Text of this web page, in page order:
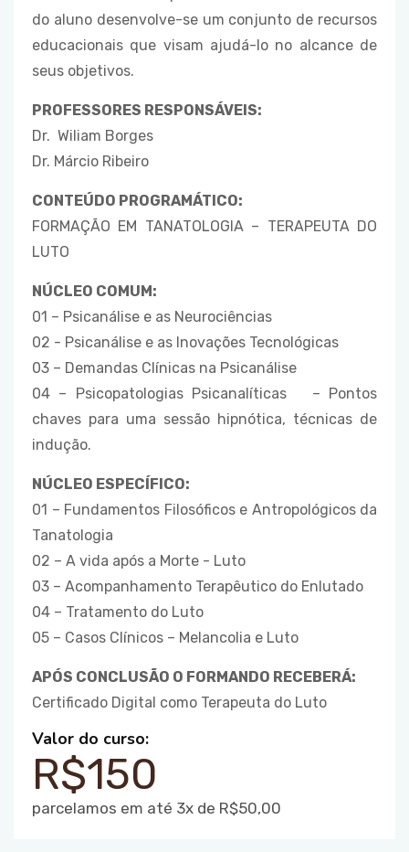
do aluno desenvolve-se um conjunto de recursos
educacionais que visam ajudá-lo no alcance de
seus objetivos.
PROFESSORES RESPONSÁVEIS:
Dr. Wiliam Borges
Dr. Márcio Ribeiro
CONTEÚDO PROGRAMÁTICO:
FORMAÇÃO EM TANATOLOGIA – TERAPEUTA DO
LUTO
NÚCLEO COMUM:
01 – Psicanálise e as Neurociências
02 - Psicanálise e as Inovações Tecnológicas
03 – Demandas Clínicas na Psicanálise
04 – Psicopatologias Psicanalíticas – Pontos
chaves para uma sessão hipnótica, técnicas de
indução.
NÚCLEO ESPECÍFICO:
01 – Fundamentos Filosóficos e Antropológicos da
Tanatologia
02 – A vida após a Morte - Luto
03 – Acompanhamento Terapêutico do Enlutado
04 – Tratamento do Luto
05 – Casos Clínicos – Melancolia e Luto
APÓS CONCLUSÃO O FORMANDO RECEBERÁ:
Certificado Digital como Terapeuta do Luto
Valor do curso:
R$150
parcelamos em até 3x de R$50,00